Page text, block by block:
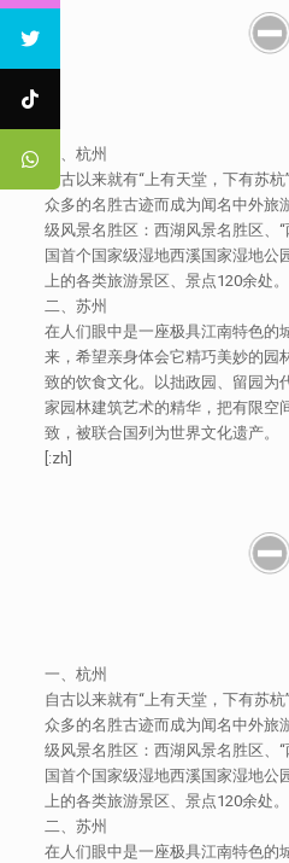
一、杭州
自古以来就有“上有天堂，下有苏
众多的名胜古迹而成为闻名中外旅
级风景名胜区：西湖风景名胜区、
国首个国家级湿地西溪国家湿地公
上的各类旅游景区、景点120余处。
二、苏州
在人们眼中是一座极具江南特色的
来，希望亲身体会它精巧美妙的园
致的饮食文化。以拙政园、留园为
家园林建筑艺术的精华，把有限空
致，被联合国列为世界文化遗产。
[:zh]
一、杭州
自古以来就有“上有天堂，下有苏
众多的名胜古迹而成为闻名中外旅
级风景名胜区：西湖风景名胜区、
国首个国家级湿地西溪国家湿地公
上的各类旅游景区、景点120余处。
二、苏州
在人们眼中是一座极具江南特色的